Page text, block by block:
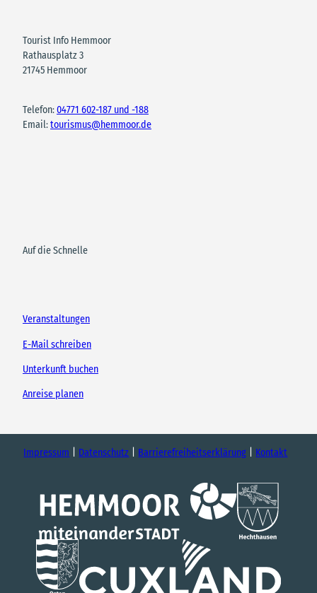
Tourist Info Hemmoor
Rathausplatz 3
21745 Hemmoor
Telefon:04771 602-187 und -188
Email:tourismus@hemmoor.de
Auf die Schnelle
Veranstaltungen
E-Mail schreiben
Unterkunft buchen
Anreise planen
Impressum Datenschutz Barrierefreiheitserklärung Kontakt